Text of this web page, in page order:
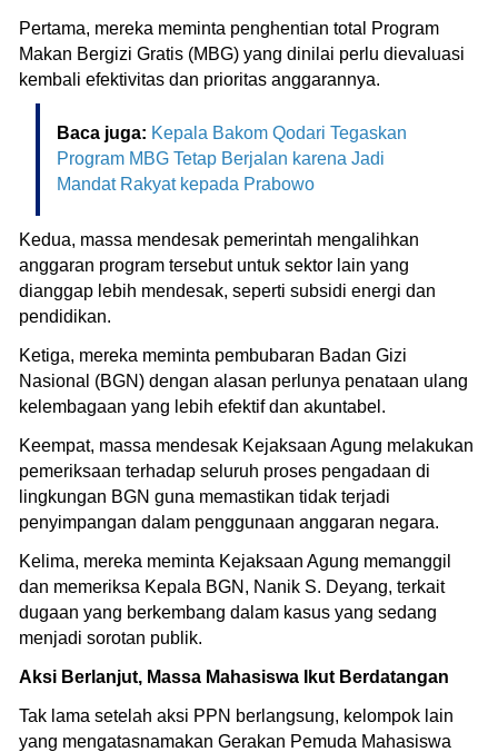
Pertama, mereka meminta penghentian total Program
Makan Bergizi Gratis (MBG) yang dinilai perlu dievaluasi
kembali efektivitas dan prioritas anggarannya.
Baca juga: Kepala Bakom Qodari Tegaskan
Program MBG Tetap Berjalan karena Jadi
Mandat Rakyat kepada Prabowo
Kedua, massa mendesak pemerintah mengalihkan
anggaran program tersebut untuk sektor lain yang
dianggap lebih mendesak, seperti subsidi energi dan
pendidikan.
Ketiga, mereka meminta pembubaran Badan Gizi
Nasional (BGN) dengan alasan perlunya penataan ulang
kelembagaan yang lebih efektif dan akuntabel.
Keempat, massa mendesak Kejaksaan Agung melakukan
pemeriksaan terhadap seluruh proses pengadaan di
lingkungan BGN guna memastikan tidak terjadi
penyimpangan dalam penggunaan anggaran negara.
Kelima, mereka meminta Kejaksaan Agung memanggil
dan memeriksa Kepala BGN, Nanik S. Deyang, terkait
dugaan yang berkembang dalam kasus yang sedang
menjadi sorotan publik.
Aksi Berlanjut, Massa Mahasiswa Ikut Berdatangan
Tak lama setelah aksi PPN berlangsung, kelompok lain
yang mengatasnamakan Gerakan Pemuda Mahasiswa